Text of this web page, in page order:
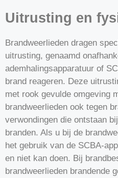
Uitrusting en
Brandweerlieden dragen
uitrusting, genaamd
ademhalingsapparatuur of
brand reageren. Deze
met rook gevulde omgeving
brandweerlieden ook tegen
verwondingen die ontstaan
branden. Als u bij de
het gebruik van de SCBA-
en niet kan doen. Bij
brandweerlieden brandende